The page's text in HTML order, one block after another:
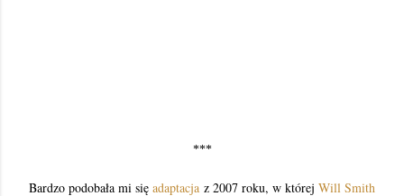
***
Bardzo podobała mi się adaptacja z 2007 roku, w której Will Smith